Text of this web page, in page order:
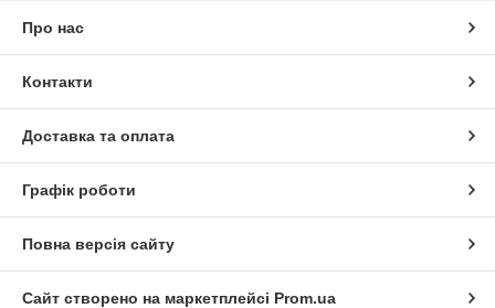
Про нас
Контакти
Доставка та оплата
Графік роботи
Повна версія сайту
Сайт створено на маркетплейсі Prom.ua